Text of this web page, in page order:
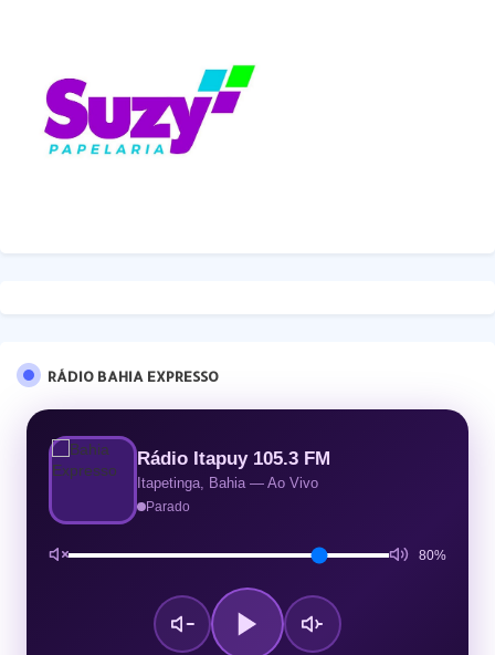
RÁDIO BAHIA EXPRESSO
Rádio Itapuy 105.3 FM
Itapetinga, Bahia — Ao Vivo
Parado
80%